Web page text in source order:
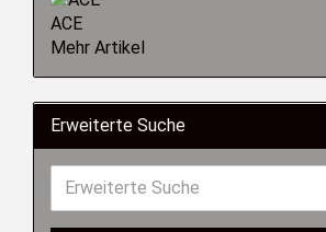
ACE
Mehr Artikel
Erweiterte Suche